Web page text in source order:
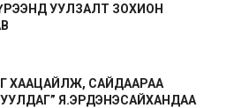
УУЛЗАЛТ ЗОХИОН
ХААЦАЙЛЖ, САЙДААРАА
Я.ЭРДЭНЭСАЙХАНДАА